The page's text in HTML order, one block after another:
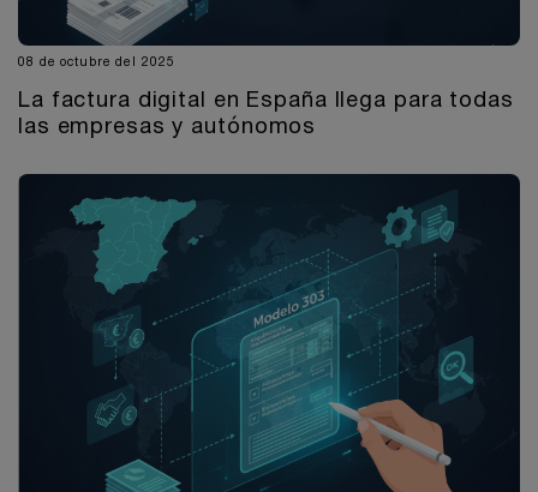
08 de octubre del 2025
La factura digital en España llega para todas
las empresas y autónomos